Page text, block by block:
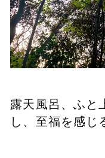
露天風呂、ふと
し、至福を感じ